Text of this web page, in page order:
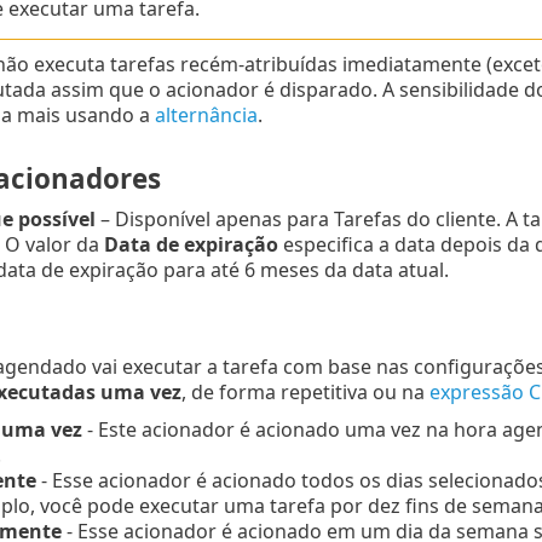
executar uma tarefa.
executa tarefas recém-atribuídas imediatamente
assim que o acionador é disparado. A sensibilidade
mais usando a alternância.
possível – Disponível apenas para Tarefas do cliente. A
O valor da Data de expiração especifica a data depois da
de expiração para até 6 meses da data atual.
vai executar a tarefa com base nas
uma vez, de forma repetitiva ou na expressão
vez- Este acionador é acionado uma vez na hora
- Esse acionador é acionado todos os dias
você pode executar uma tarefa por dez fins de
- Esse acionador é acionado em um dia da